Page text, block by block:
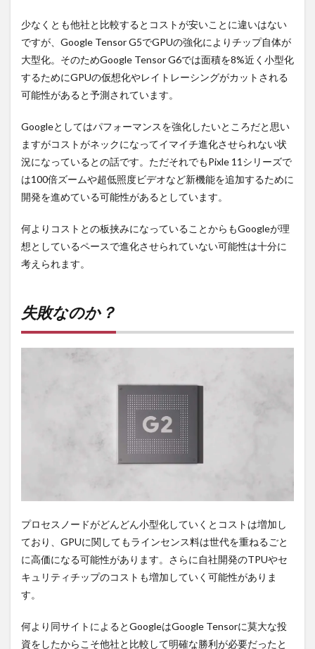
め！
少なくとも他社と比較するとコストが安いことに違いはない
ですが、Google Tensor G5でGPUの強化によりチップ自体が
大型化。そのためGoogle Tensor G6では面積を8%近く小型化
するためにGPUの仮想化やレイトレーシングがカットされる
可能性があると予測されています。
Googleとしてはパフォーマンスを強化したいところだと思い
ますがコストがネックになってイマイチ進化させられない状
況になっているとの話です。ただそれでもPixle 11シリーズで
は100倍ズームや超低照度ビデオなど新機能を追加するために
開発を進めている可能性があるとしています。
何よりコストとの板挟みになっていることからもGoogleが理
想としているペースで進化させられていない可能性は十分に
考えられます。
失敗なのか？
プロセスノードがどんどん小型化していくとコストは増加し
ており、GPUに関してもラインセンス料は世代を重ねるごと
に高価になる可能性があります。さらに自社開発のTPUやセ
キュリティチップのコストも増加していく可能性がありま
す。
何より同サイトによるとGoogleはGoogle Tensorに莫大な投
資をしたからこそ他社と比較して明確な勝利が必要だったと